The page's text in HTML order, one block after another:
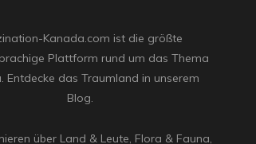
Kanada.com ist die größte
Plattform rund um das Thema
Entdecke das Traumland in unserem
Blog.
über Land & Leute, Flora & Fauna,